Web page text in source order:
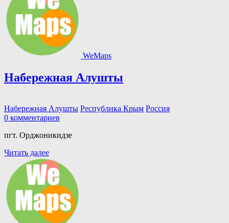
WeMaps
Набережная Алушты
Набережная Алушты Республика Крым Россия
0 комментариев
пгт. Орджоникидзе
Читать далее